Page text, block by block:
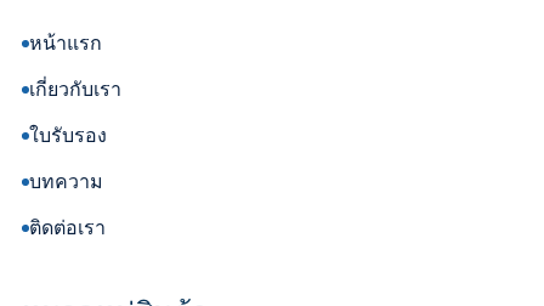
หน้าแรก
เกี่ยวกับเรา
ใบรับรอง
บทความ
ติดต่อเรา